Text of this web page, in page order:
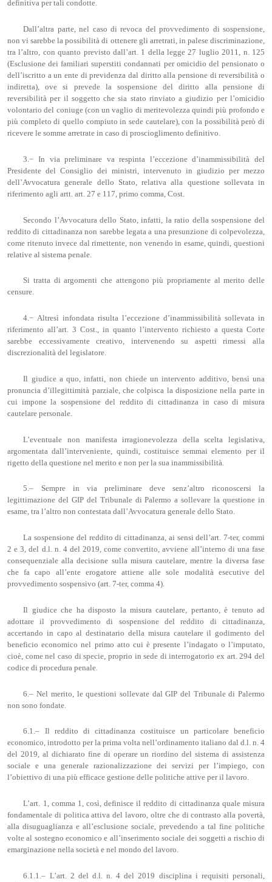
definitiva per tali condotte.
Dall’altra parte, nel caso di revoca del provvedimento di sospensione,
non vi sarebbe la possibilità di ottenere gli arretrati, in palese discriminazione,
tra l’altro, con quanto previsto dall’art. 1 della legge 27 luglio 2011, n. 125
(Esclusione dei familiari superstiti condannati per omicidio del pensionato o
dell’iscritto a un ente di previdenza dal diritto alla pensione di reversibilità o
indiretta), ove si prevede la sospensione del diritto alla pensione di
reversibilità per il soggetto che sia stato rinviato a giudizio per l’omicidio
volontario del coniuge (con un vaglio di meritevolezza quindi più profondo e
più completo di quello compiuto in sede cautelare), con la possibilità però di
ricevere le somme arretrate in caso di proscioglimento definitivo.
3.− In via preliminare va respinta l’eccezione d’inammissibilità del
Presidente del Consiglio dei ministri, intervenuto in giudizio per mezzo
dell’Avvocatura generale dello Stato, relativa alla questione sollevata in
riferimento agli artt. art. 27 e 117, primo comma, Cost.
Secondo l’Avvocatura dello Stato, infatti, la ratio della sospensione del
reddito di cittadinanza non sarebbe legata a una presunzione di colpevolezza,
come ritenuto invece dal rimettente, non venendo in esame, quindi, questioni
relative al sistema penale.
Si tratta di argomenti che attengono più propriamente al merito delle
censure.
4.− Altresì infondata risulta l’eccezione d’inammissibilità sollevata in
riferimento all’art. 3 Cost., in quanto l’intervento richiesto a questa Corte
sarebbe eccessivamente creativo, intervenendo su aspetti rimessi alla
discrezionalità del legislatore.
Il giudice a quo, infatti, non chiede un intervento additivo, bensì una
pronuncia d’illegittimità parziale, che colpisca la disposizione nella parte in
cui impone la sospensione del reddito di cittadinanza in caso di misura
cautelare personale.
L’eventuale non manifesta irragionevolezza della scelta legislativa,
argomentata dall’interveniente, quindi, costituisce semmai elemento per il
rigetto della questione nel merito e non per la sua inammissibilità.
5.– Sempre in via preliminare deve senz’altro riconoscersi la
legittimazione del GIP del Tribunale di Palermo a sollevare la questione in
esame, tra l’altro non contestata dall’Avvocatura generale dello Stato.
La sospensione del reddito di cittadinanza, ai sensi dell’art. 7-ter, commi
2 e 3, del d.l. n. 4 del 2019, come convertito, avviene all’interno di una fase
consequenziale alla decisione sulla misura cautelare, mentre la diversa fase
che fa capo all’ente erogatore attiene alle sole modalità esecutive del
provvedimento sospensivo (art. 7-ter, comma 4).
Il giudice che ha disposto la misura cautelare, pertanto, è tenuto ad
adottare il provvedimento di sospensione del reddito di cittadinanza,
accertando in capo al destinatario della misura cautelare il godimento del
beneficio economico nel primo atto cui è presente l’indagato o l’imputato,
cioè, come nel caso di specie, proprio in sede di interrogatorio ex art. 294 del
codice di procedura penale.
6.– Nel merito, le questioni sollevate dal GIP del Tribunale di Palermo
non sono fondate.
6.1.– Il reddito di cittadinanza costituisce un particolare beneficio
economico, introdotto per la prima volta nell’ordinamento italiano dal d.l. n. 4
del 2019, al dichiarato fine di operare un riordino del sistema di assistenza
sociale e una generale razionalizzazione dei servizi per l’impiego, con
l’obiettivo di una più efficace gestione delle politiche attive per il lavoro.
L’art. 1, comma 1, così, definisce il reddito di cittadinanza quale misura
fondamentale di politica attiva del lavoro, oltre che di contrasto alla povertà,
alla disuguaglianza e all’esclusione sociale, prevedendo a tal fine politiche
volte al sostegno economico e all’inserimento sociale dei soggetti a rischio di
emarginazione nella società e nel mondo del lavoro.
6.1.1.– L’art. 2 del d.l. n. 4 del 2019 disciplina i requisiti personali,